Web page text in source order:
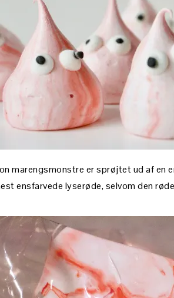
marengsmonstre er sprøjtet ud af en
ensfarvede lyserøde, selvom den